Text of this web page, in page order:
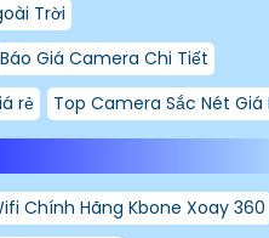
Trời
Báo Giá Camera Chi Tiết
rẻ Top Camera Sắc Nét Giá
Chính Hãng Kbone Xoay 360